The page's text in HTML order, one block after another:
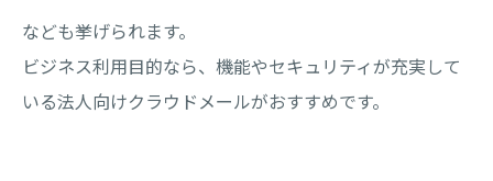
なども挙げられます。
ビジネス利用目的なら、機能やセキュリティが充実して
いる法人向けクラウドメールがおすすめです。